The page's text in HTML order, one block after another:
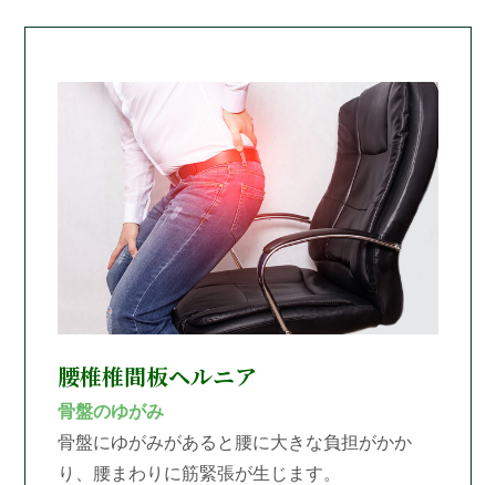
腰椎椎間板ヘルニア
骨盤のゆがみ
骨盤にゆがみがあると腰に大きな負担がかか
り、腰まわりに筋緊張が生じます。